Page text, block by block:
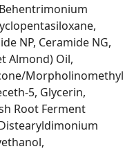
NP, Ceramide NG,
Almond) Oil,
Morpholinomethyl
5, Glycerin,
Root Ferment